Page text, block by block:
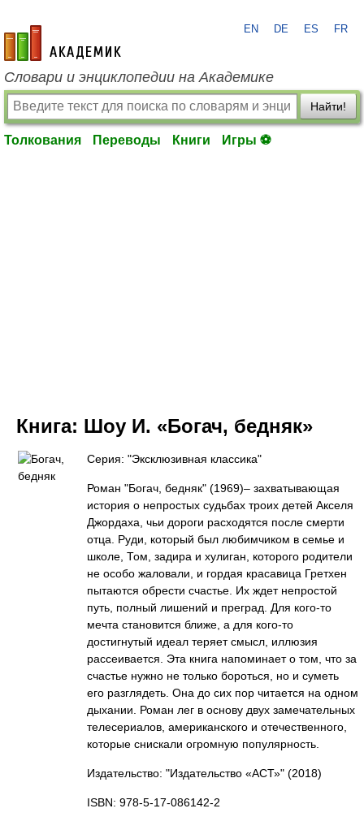
academic.ru
EN DE ES FR
Словари и энциклопедии на Академике
Найти!
Толкования Переводы Книги Игры ⚽
Книга: Шоу И. «Богач, бедняк»
Серия: "Эксклюзивная классика"
Роман "Богач, бедняк" (1969)– захватывающая
история о непростых судьбах троих детей Акселя
Джордаха, чьи дороги расходятся после смерти
отца. Руди, который был любимчиком в семье и
школе, Том, задира и хулиган, которого родители
не особо жаловали, и гордая красавица Гретхен
пытаются обрести счастье. Их ждет непростой
путь, полный лишений и преград. Для кого-то
мечта становится ближе, а для кого-то
достигнутый идеал теряет смысл, иллюзия
рассеивается. Эта книга напоминает о том, что за
счастье нужно не только бороться, но и суметь
его разглядеть. Она до сих пор читается на одном
дыхании. Роман лег в основу двух замечательных
телесериалов, американского и отечественного,
которые снискали огромную популярность.
Издательство: "Издательство «АСТ»" (2018)
ISBN: 978-5-17-086142-2